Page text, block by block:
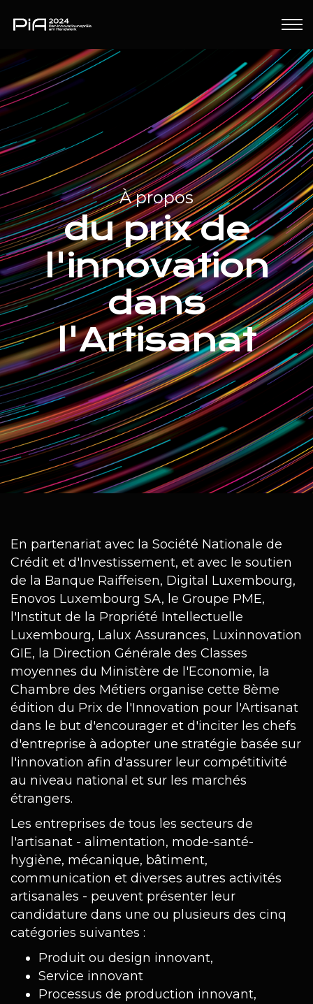
Catégories
Rétrospective
Règlement
Partenaires
A propos
Green Business Events
À propos
du prix de
l'innovation
dans
l'Artisanat
En partenariat avec la Société Nationale de
Crédit et d'Investissement, et avec le soutien
de la Banque Raiffeisen, Digital Luxembourg,
Enovos Luxembourg SA, le Groupe PME,
l'Institut de la Propriété Intellectuelle
Luxembourg, Lalux Assurances, Luxinnovation
GIE, la Direction Générale des Classes
moyennes du Ministère de l'Economie, la
Chambre des Métiers organise cette 8ème
édition du Prix de l'Innovation pour l'Artisanat
dans le but d'encourager et d'inciter les chefs
d'entreprise à adopter une stratégie basée sur
l'innovation afin d'assurer leur compétitivité
au niveau national et sur les marchés
étrangers.
Les entreprises de tous les secteurs de
l'artisanat - alimentation, mode-santé-
hygiène, mécanique, bâtiment,
communication et diverses autres activités
artisanales - peuvent présenter leur
candidature dans une ou plusieurs des cinq
catégories suivantes :
Produit ou design innovant,
Service innovant
Processus de production innovant,